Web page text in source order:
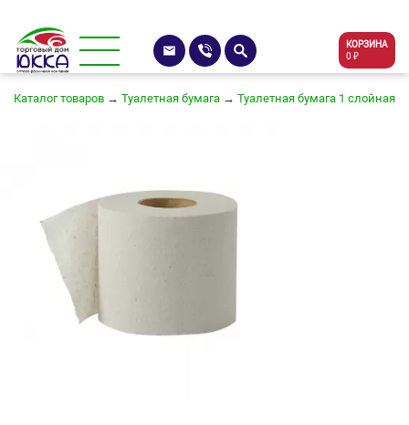
КОРЗИНА
0 ₽
Каталог товаров → Туалетная бумага → Туалетная бумага 1 слойная